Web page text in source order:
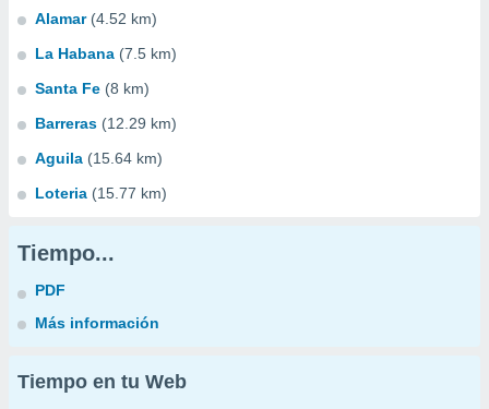
Alamar (4.52 km)
La Habana (7.5 km)
Santa Fe (8 km)
Barreras (12.29 km)
Aguila (15.64 km)
Loteria (15.77 km)
Tiempo...
PDF
Más información
Tiempo en tu Web